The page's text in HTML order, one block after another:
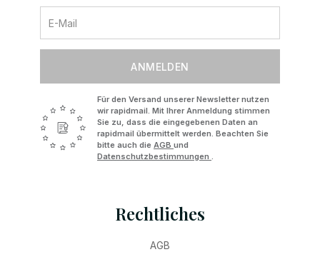
ANMELDEN
Für den Versand unserer Newsletter nutzen
wir rapidmail. Mit Ihrer Anmeldung stimmen
Sie zu, dass die eingegebenen Daten an
rapidmail übermittelt werden. Beachten Sie
bitte auch die AGB und
Datenschutzbestimmungen .
Rechtliches
AGB